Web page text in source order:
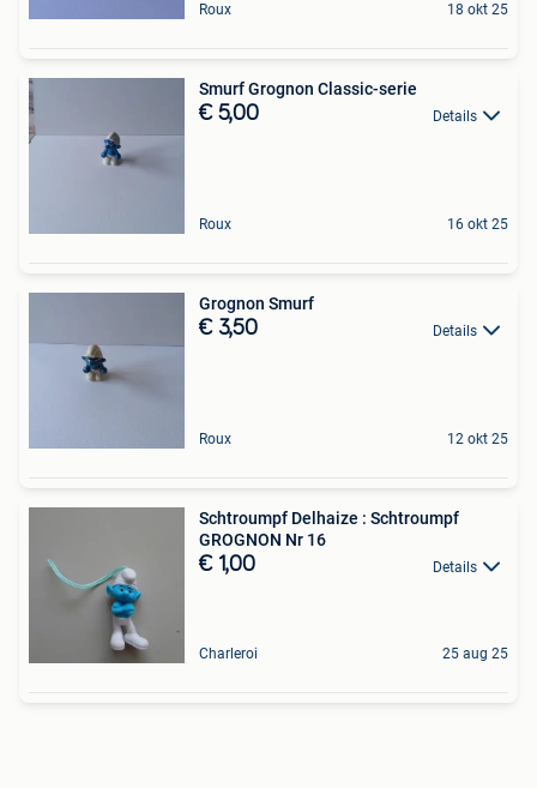
Roux 18 okt 25
Smurf Grognon Classic-serie
€ 5,00 Details
Roux 16 okt 25
Grognon Smurf
€ 3,50 Details
Roux 12 okt 25
Schtroumpf Delhaize : Schtroumpf
GROGNON Nr 16
€ 1,00 Details
Charleroi 25 aug 25